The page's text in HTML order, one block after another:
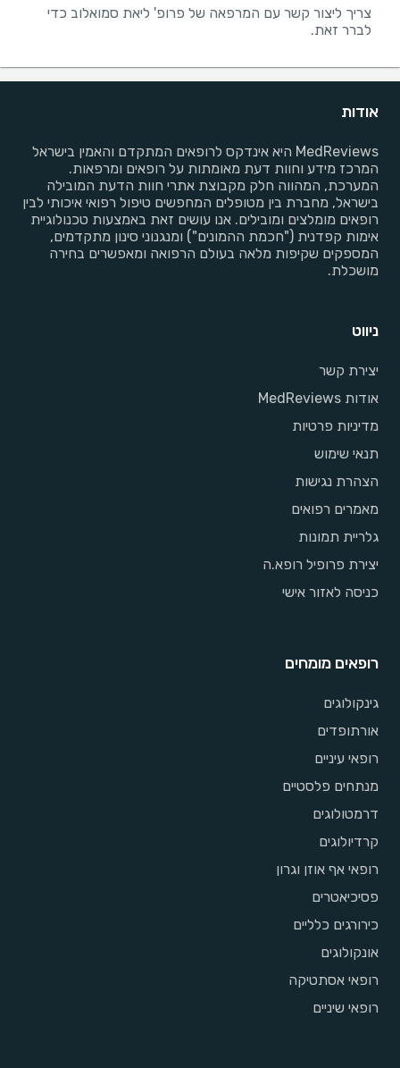
צריך ליצור קשר עם המרפאה של פרופ' ליאת סמואלוב כדי
לברר זאת.
אודות
MedReviews היא אינדקס לרופאים המתקדם והאמין בישראל
המרכז מידע וחוות דעת מאומתות על רופאים ומרפאות.
המערכת, המהווה חלק מקבוצת אתרי חוות הדעת המובילה
בישראל, מחברת בין מטופלים המחפשים טיפול רפואי איכותי לבין
רופאים מומלצים ומובילים. אנו עושים זאת באמצעות טכנולוגיית
אימות קפדנית ("חכמת ההמונים") ומנגנוני סינון מתקדמים,
המספקים שקיפות מלאה בעולם הרפואה ומאפשרים בחירה
מושכלת.
ניווט
יצירת קשר
אודות MedReviews
מדיניות פרטיות
תנאי שימוש
הצהרת נגישות
מאמרים רפואים
גלריית תמונות
יצירת פרופיל רופא.ה
כניסה לאזור אישי
רופאים מומחים
גינקולוגים
אורתופדים
רופאי עיניים
מנתחים פלסטיים
דרמטולוגים
קרדיולוגים
רופאי אף אוזן וגרון
פסיכיאטרים
כירורגים כלליים
אונקולוגים
רופאי אסתטיקה
רופאי שיניים